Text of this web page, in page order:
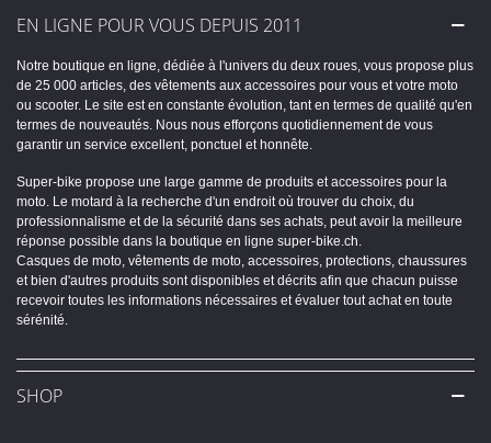
EN LIGNE POUR VOUS DEPUIS 2011
Notre boutique en ligne, dédiée à l'univers du deux roues, vous propose plus
de 25 000 articles, des vêtements aux accessoires pour vous et votre moto
ou scooter. Le site est en constante évolution, tant en termes de qualité qu'en
termes de nouveautés. Nous nous efforçons quotidiennement de vous
garantir un service excellent, ponctuel et honnête.
Super-bike propose une large gamme de produits et accessoires pour la
moto. Le motard à la recherche d'un endroit où trouver du choix, du
professionnalisme et de la sécurité dans ses achats, peut avoir la meilleure
réponse possible dans la boutique en ligne super-bike.ch.
Casques de moto, vêtements de moto, accessoires, protections, chaussures
et bien d'autres produits sont disponibles et décrits afin que chacun puisse
recevoir toutes les informations nécessaires et évaluer tout achat en toute
sérénité.
SHOP